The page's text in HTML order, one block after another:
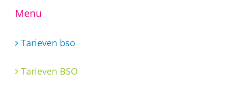
Menu
Tarieven bso
Tarieven BSO